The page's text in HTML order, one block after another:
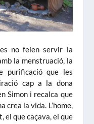
no feien servir la
la menstruació, la
purificació que les
cap a la dona
Simon i recalca que
crea la vida. L’home,
el que caçava, el que